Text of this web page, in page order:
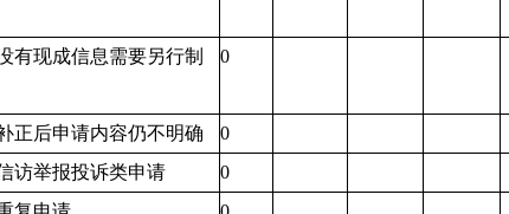
有现成信息需要另行制
0
正后申请内容仍不明确 0
访举报投诉类申请
0